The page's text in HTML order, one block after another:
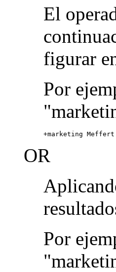
El
figurar
Por
+marketing Meffert
OR
Por